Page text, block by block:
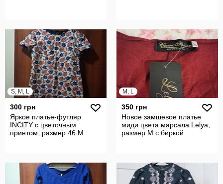
S, M, L
300 грн
Яркое платье-футляр
INCITY с цветочным
принтом, размер 46 М
M, L
350 грн
Новое замшевое платье
миди цвета марсала Lelya,
размер М с биркой